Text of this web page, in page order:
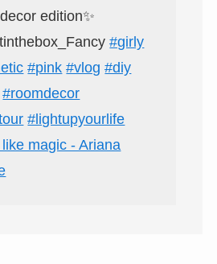
edition✨
#girly
#pink #vlog #diy
#roomdecor
#lightupyourlife
magic - Ariana